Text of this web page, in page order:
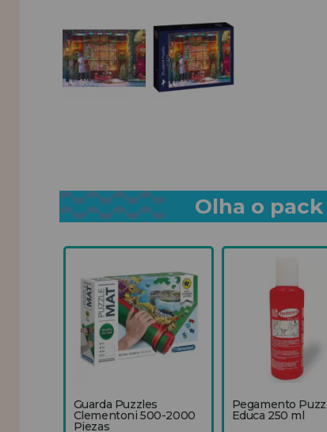
Olha o
Guarda Puzzles
Clementoni 500-2000
Piezas
Pegamento
Educa 250 ml